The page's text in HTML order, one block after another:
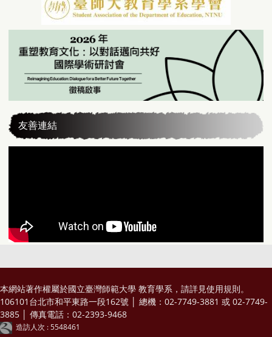
友善連結
本網站著作權屬於國立臺灣師範大學 教育學系，請詳見使用規則。
106101台北市和平東路一段162號 │ 總機：02-7749-3881 或 02-7749-
3885 │ 傳真電話：02-2393-9468
造訪人次 : 5548461